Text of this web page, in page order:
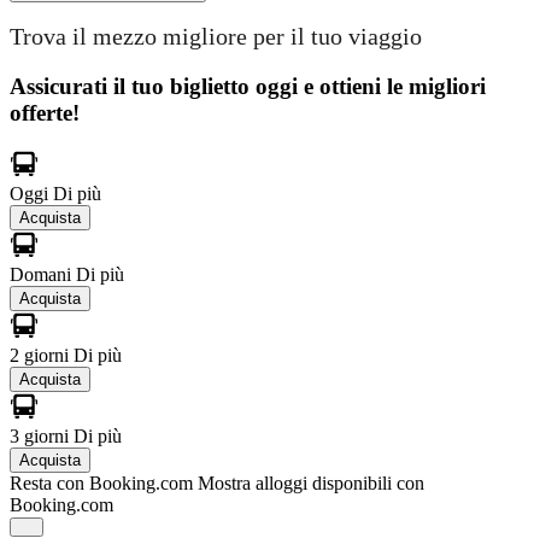
Trova il mezzo migliore per il tuo viaggio
Assicurati il ​​tuo biglietto oggi e ottieni le migliori
offerte!
Oggi Di più
Acquista
Domani Di più
Acquista
2 giorni Di più
Acquista
3 giorni Di più
Acquista
Resta con Booking.com Mostra alloggi disponibili con
Booking.com